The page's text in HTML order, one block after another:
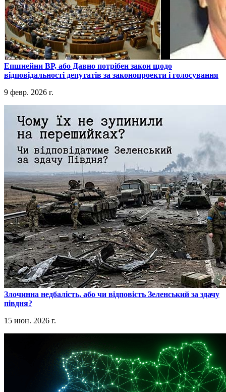
​Епшнейни ВР, або Давно потрібен закон щодо
відповідальності депутатів за законопроекти і голосування
9 февр. 2026 г.
​Злочинна недбалість, або чи відповість Зеленський за здачу
півдня?
15 июн. 2026 г.